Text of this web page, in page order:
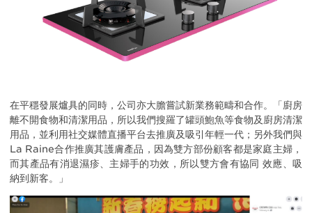
在平穩發展爐具的同時，公司亦大膽嘗試新業務範疇和合作。「廚房
離不開食物和清潔用品，所以我們搜羅了罐頭鮑魚等食物及廚房清潔
用品，並利用社交媒體直播平台去推廣及吸引年輕一代；另外我們與
La Raine合作推廣其護膚產品，因為雙方部份顧客都是家庭主婦，
而其產品有消退濕疹、主婦手的功效，所以雙方會有協同 效應、吸
納到新客。」